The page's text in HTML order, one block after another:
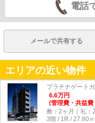
電話
メールで共有する
エリアの近い物件
プラチナゲート
6.6万円
(管理費・共益
敷：2ヶ月｜礼：
3階 / 1R / 27.80㎡